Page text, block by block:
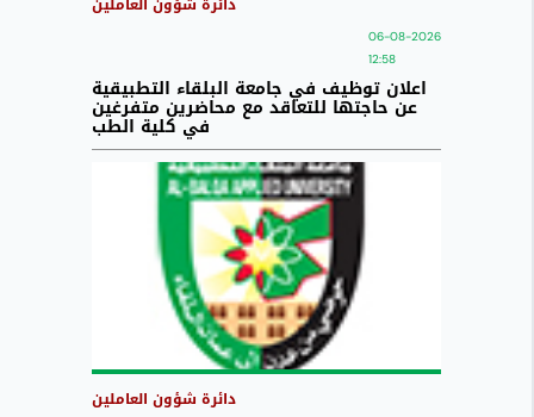
06-08-2026
12:58
اعلان توظيف في جامعة البلقاء التطبيقية
عن حاجتها للتعاقد مع محاضرين متفرغين
في كلية الطب
دائرة شؤون العاملين